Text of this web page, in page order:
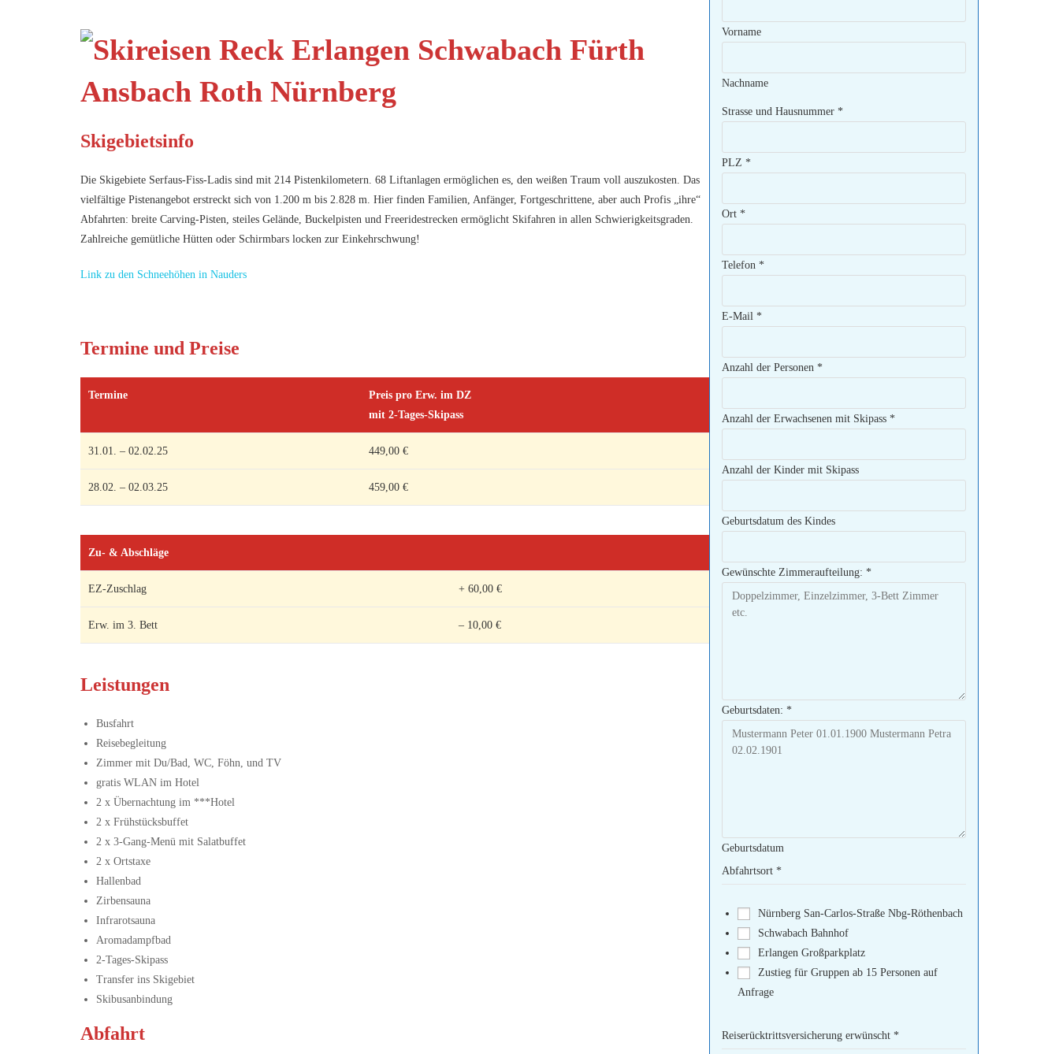
Skigebietsinfo
Die Skigebiete Serfaus-Fiss-Ladis sind mit 214 Pistenkilometern. 68 Liftanlagen ermöglichen es, den weißen Traum voll auszukosten. Das
vielfältige Pistenangebot erstreckt sich von 1.200 m bis 2.828 m. Hier finden Familien, Anfänger, Fortgeschrittene, aber auch Profis „ihre“
Abfahrten: breite Carving-Pisten, steiles Gelände, Buckelpisten und Freeridestrecken ermöglicht Skifahren in allen Schwierigkeitsgraden.
Zahlreiche gemütliche Hütten oder Schirmbars locken zur Einkehrschwung!
Link zu den Schneehöhen in Nauders
Termine und Preise
Termine
Preis pro Erw. im DZ
mit 2-Tages-Skipass
31.01. – 02.02.25 449,00 €
28.02. – 02.03.25 459,00 €
Zu- & Abschläge
EZ-Zuschlag + 60,00 €
Erw. im 3. Bett – 10,00 €
Leistungen
Busfahrt
Reisebegleitung
Zimmer mit Du/Bad, WC, Föhn, und TV
gratis WLAN im Hotel
2 x Übernachtung im ***Hotel
2 x Frühstücksbuffet
2 x 3-Gang-Menü mit Salatbuffet
2 x Ortstaxe
Hallenbad
Zirbensauna
Infrarotsauna
Aromadampfbad
2-Tages-Skipass
Transfer ins Skigebiet
Skibusanbindung
Abfahrt
Vorname
Nachname
Strasse und Hausnummer *
PLZ *
Ort *
Telefon *
E-Mail *
Anzahl der Personen *
Anzahl der Erwachsenen mit Skipass *
Anzahl der Kinder mit Skipass
Geburtsdatum des Kindes
Gewünschte Zimmeraufteilung: *
Geburtsdaten: *
Geburtsdatum
Abfahrtsort *
Nürnberg San-Carlos-Straße Nbg-Röthenbach
Schwabach Bahnhof
Erlangen Großparkplatz
Zustieg für Gruppen ab 15 Personen auf
Anfrage
Reiserücktrittsversicherung erwünscht *